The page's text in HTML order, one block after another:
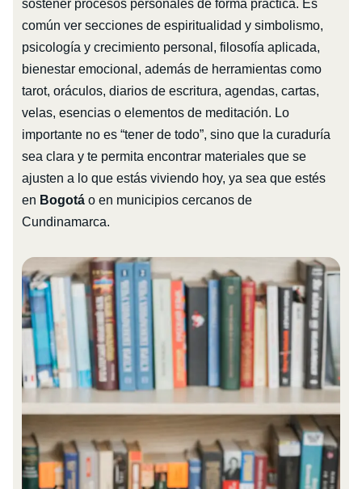
sostener procesos personales de forma práctica. Es
común ver secciones de espiritualidad y simbolismo,
psicología y crecimiento personal, filosofía aplicada,
bienestar emocional, además de herramientas como
tarot, oráculos, diarios de escritura, agendas, cartas,
velas, esencias o elementos de meditación. Lo
importante no es “tener de todo”, sino que la curaduría
sea clara y te permita encontrar materiales que se
ajusten a lo que estás viviendo hoy, ya sea que estés
en Bogotáo en municipios cercanos de
Cundinamarca.